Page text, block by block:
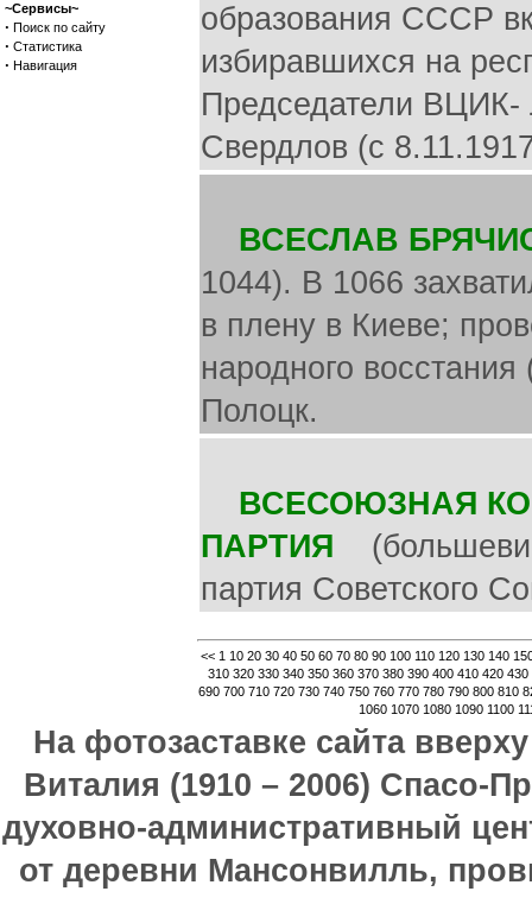
~Сервисы~
· Поиск по сайту
· Статистика
· Навигация
образования СССР
избиравшихся на
Председатели
Свердлов (с
ВСЕСЛАВ
1044). В 1066
в плену в Киеве;
народного
Полоцк.
ВСЕСОЮЗНАЯ
ПАРТИЯ
партия Советского
<< 1 10 20 30 40 50 60 70 80 90 100 110 120 130 140
310 320 330 340 350 360 370 380 390 400 410 420 430
690 700 710 720 730 740 750 760 770 780 790 800 810
1060 1070 1080 1090 1100
На фотозаставке сайта
Виталия (1910 – 2006) Спасо-
духовно-административный
от деревни Мансонвилль,